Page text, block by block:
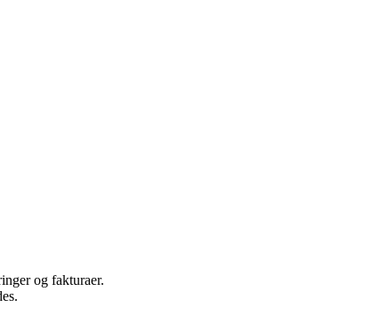
og fakturaer.